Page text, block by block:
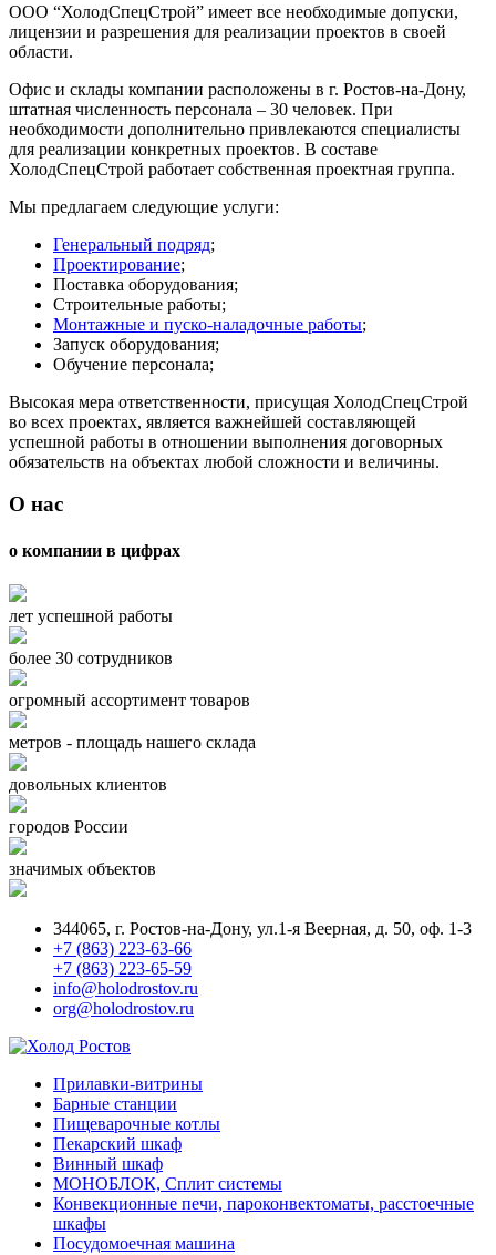
ООО “ХолодСпецСтрой” имеет все необходимые допуски,
лицензии и разрешения для реализации проектов в своей
области.
Офис и склады компании расположены в г. Ростов-на-Дону,
штатная численность персонала – 30 человек. При
необходимости дополнительно привлекаются специалисты
для реализации конкретных проектов. В составе
ХолодСпецСтрой работает собственная проектная группа.
Мы предлагаем следующие услуги:
Генеральный подряд;
Проектирование;
Поставка оборудования;
Строительные работы;
Монтажные и пуско-наладочные работы;
Запуск оборудования;
Обучение персонала;
Высокая мера ответственности, присущая ХолодСпецСтрой
во всех проектах, является важнейшей составляющей
успешной работы в отношении выполнения договорных
обязательств на объектах любой сложности и величины.
О нас
о компании в цифрах
лет успешной работы
более 30 сотрудников
огромный ассортимент товаров
метров - площадь нашего склада
довольных клиентов
городов России
значимых объектов
344065, г. Ростов-на-Дону, ул.1-я Веерная, д. 50, оф. 1-3
+7 (863) 223-63-66
+7 (863) 223-65-59
info@holodrostov.ru
org@holodrostov.ru
Прилавки-витрины
Барные станции
Пищеварочные котлы
Пекарский шкаф
Винный шкаф
МОНОБЛОК, Сплит системы
Конвекционные печи, пароконвектоматы, расстоечные
шкафы
Посудомоечная машина